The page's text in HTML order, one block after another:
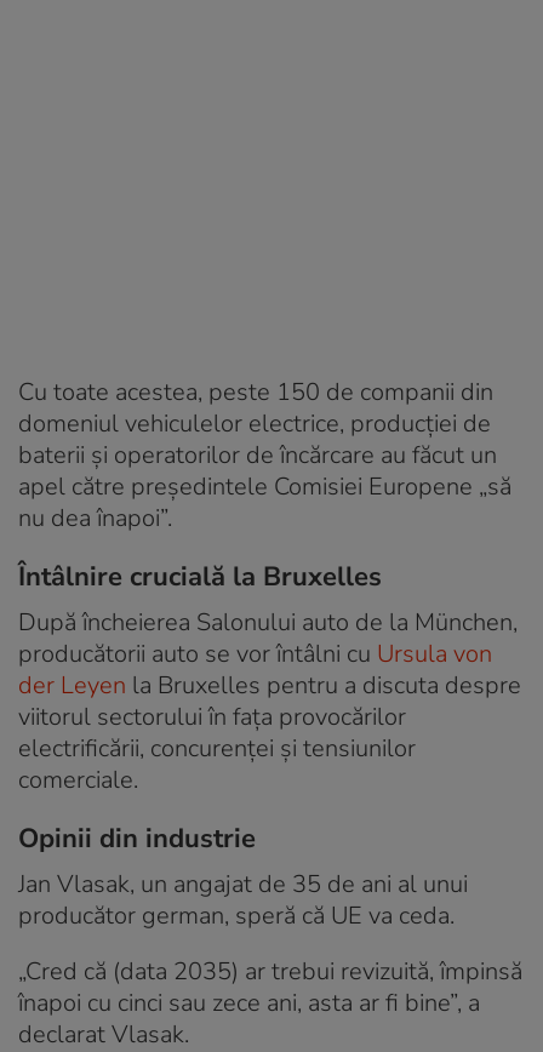
Cu toate acestea, peste 150 de companii din
domeniul vehiculelor electrice, producției de
baterii și operatorilor de încărcare au făcut un
apel către președintele Comisiei Europene „să
nu dea înapoi”.
Întâlnire crucială la Bruxelles
După încheierea Salonului auto de la München,
producătorii auto se vor întâlni cu Ursula von
der Leyen la Bruxelles pentru a discuta despre
viitorul sectorului în fața provocărilor
electrificării, concurenței și tensiunilor
comerciale.
Opinii din industrie
Jan Vlasak, un angajat de 35 de ani al unui
producător german, speră că UE va ceda.
„Cred că (data 2035) ar trebui revizuită, împinsă
înapoi cu cinci sau zece ani, asta ar fi bine”, a
declarat Vlasak.